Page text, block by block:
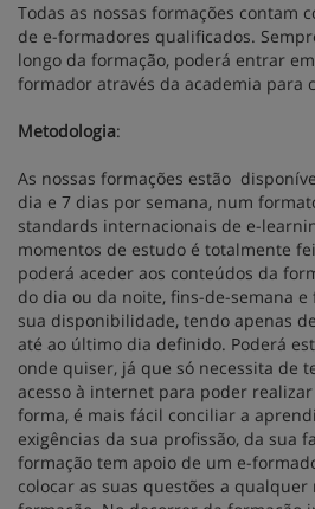
Todas as nossas formações contam
de e-formadores qualificados.
longo da formação, poderá entrar
formador através da academia para
Metodologia:
As nossas formações estão
dia e 7 dias por semana, num
standards internacionais de e-
momentos de estudo é totalmente
poderá aceder aos conteúdos da
do dia ou da noite, fins-de-semana
sua disponibilidade, tendo apenas
até ao último dia definido. Poderá
onde quiser, já que só necessita de
acesso à internet para poder
forma, é mais fácil conciliar a
exigências da sua profissão, da sua
formação tem apoio de um e-
colocar as suas questões a